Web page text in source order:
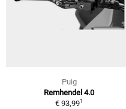
Puig
Remhendel 4.0
€ 93,991